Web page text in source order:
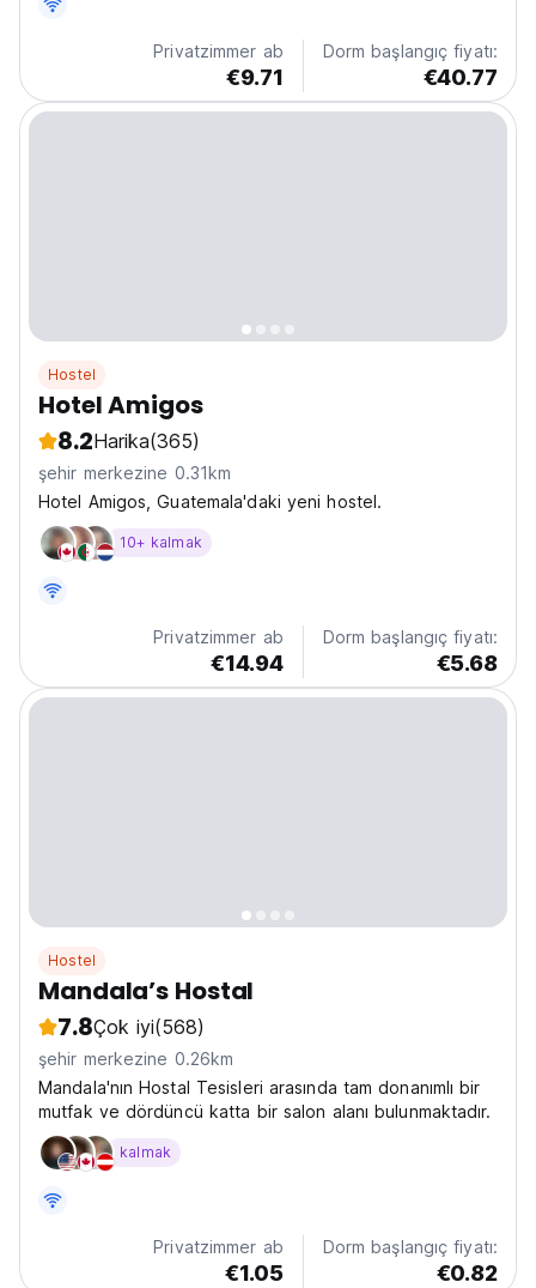
Privatzimmer ab
€9.71
Dorm başlangıç fiyatı:
€40.77
Hostel
Hotel Amigos
8.2Harika(365)
şehir merkezine 0.31km
Hotel Amigos, Guatemala'daki yeni hostel.
10+ kalmak
Privatzimmer ab
€14.94
Dorm başlangıç fiyatı:
€5.68
Hostel
Mandala’s Hostal
7.8Çok iyi(568)
şehir merkezine 0.26km
Mandala'nın Hostal Tesisleri arasında tam donanımlı bir
mutfak ve dördüncü katta bir salon alanı bulunmaktadır.
kalmak
Privatzimmer ab
€1.05
Dorm başlangıç fiyatı:
€0.82